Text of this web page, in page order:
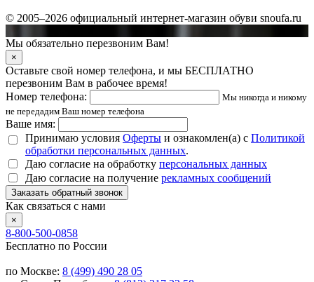
© 2005–2026 официальный интернет-магазин обуви snoufa.ru
Мы обязательно перезвоним Вам!
×
Оставьте свой номер телефона, и мы БЕСПЛАТНО
перезвоним Вам в рабочее время!
Номер телефона:
Мы никогда и никому
не передадим Ваш номер телефона
Ваше имя:
Принимаю условия Оферты и ознакомлен(а) с Политикой
обработки персональных данных.
Даю согласие на обработку персональных данных
Даю согласие на получение рекламных сообщений
Заказать обратный звонок
Как связаться с нами
×
8-800-500-0858
Бесплатно по России
по Москве: 8 (499) 490 28 05